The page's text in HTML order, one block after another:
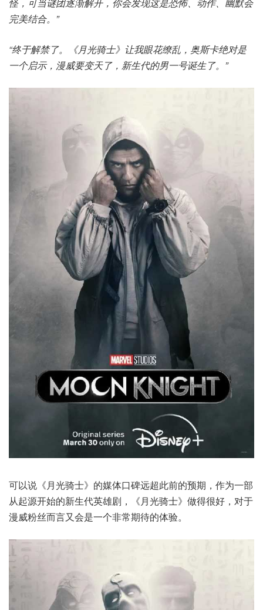
怪，可当谜团逐渐解开，你会发现这是恐怖、动作、幽默会
完美结合。”
“终于解禁了。《月光骑士》让我眼花缭乱，奥斯卡绝对是
一个启示，漫威要变天了，新生代的男一号诞生了。”
可以说《月光骑士》的媒体口碑远超此前的预期，作为一部
从起源开始的新生代英雄剧，《月光骑士》做得很好，对于
漫威粉丝而言又会是一个非常期待的体验。